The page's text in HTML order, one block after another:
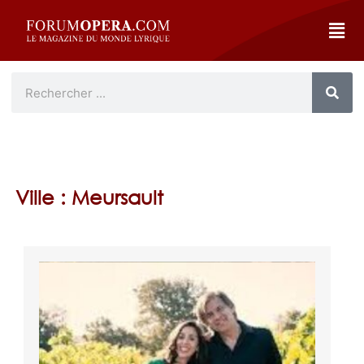
Ville : Meursault